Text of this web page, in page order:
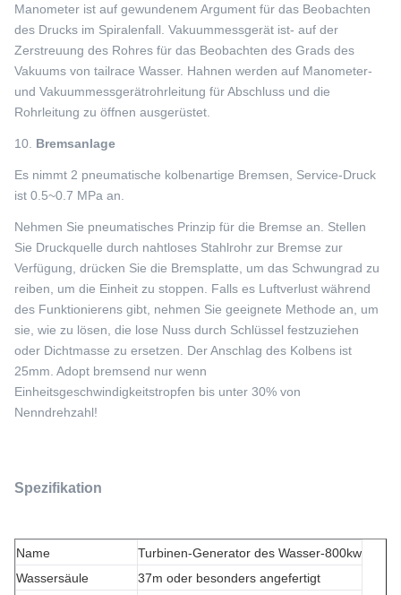
Manometer ist auf gewundenem Argument für das Beobachten
des Drucks im Spiralenfall. Vakuummessgerät ist- auf der
Zerstreuung des Rohres für das Beobachten des Grads des
Vakuums von tailrace Wasser. Hahnen werden auf Manometer-
und Vakuummessgerätrohrleitung für Abschluss und die
Rohrleitung zu öffnen ausgerüstet.
10. Bremsanlage
Es nimmt 2 pneumatische kolbenartige Bremsen, Service-Druck
ist 0.5~0.7 MPa an.
Nehmen Sie pneumatisches Prinzip für die Bremse an. Stellen
Sie Druckquelle durch nahtloses Stahlrohr zur Bremse zur
Verfügung, drücken Sie die Bremsplatte, um das Schwungrad zu
reiben, um die Einheit zu stoppen. Falls es Luftverlust während
des Funktionierens gibt, nehmen Sie geeignete Methode an, um
sie, wie zu lösen, die lose Nuss durch Schlüssel festzuziehen
oder Dichtmasse zu ersetzen. Der Anschlag des Kolbens ist
25mm. Adopt bremsend nur wenn
Einheitsgeschwindigkeitstropfen bis unter 30% von
Nenndrehzahl!
Spezifikation
Name
Turbinen-Generator des Wasser-800kw
Wassersäule
37m oder besonders angefertigt